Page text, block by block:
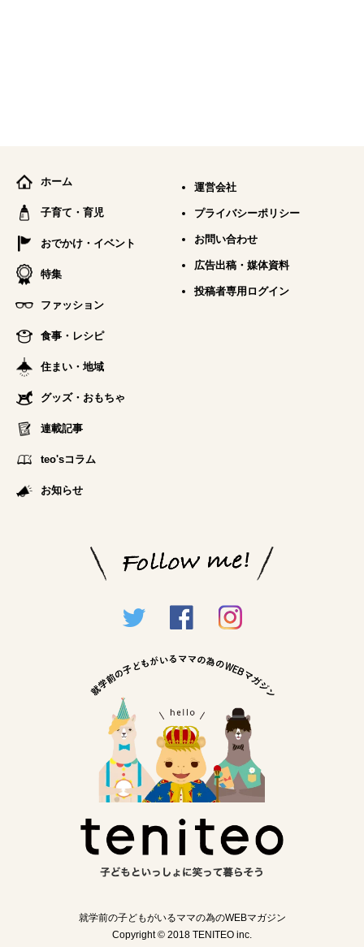
ホーム
子育て・育児
おでかけ・イベント
特集
ファッション
食事・レシピ
住まい・地域
グッズ・おもちゃ
連載記事
teo'sコラム
お知らせ
運営会社
プライバシーポリシー
お問い合わせ
広告出稿・媒体資料
投稿者専用ログイン
就学前の子どもがいるママの為のWEBマガジン
Copyright © 2018 TENITEO inc.